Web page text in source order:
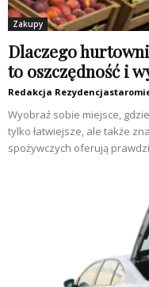
Zakupy
Dlaczego
to oszczędność i
Redakcja
Wyobraź sobie miejsce,
tylko łatwiejsze, ale także
spożywczych oferują